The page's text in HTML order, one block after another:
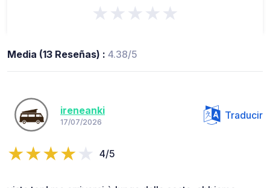
★★★★★
Media (13 Reseñas) : 4.38/5
ireneanki
17/07/2026
Traducir
4/5